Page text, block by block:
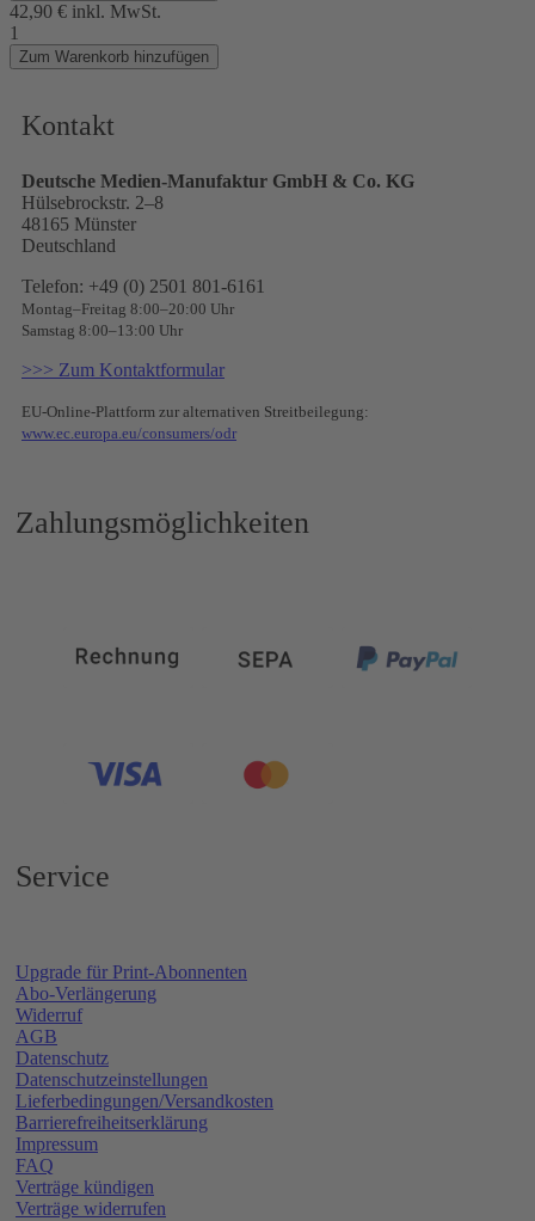
42,90 € inkl. MwSt.
1
Zum Warenkorb hinzufügen
Kontakt
Deutsche Medien-Manufaktur GmbH & Co. KG
Hülsebrockstr. 2–8
48165 Münster
Deutschland
Telefon: +49 (0) 2501 801-6161
Montag–Freitag 8:00–20:00 Uhr
Samstag 8:00–13:00 Uhr
>>> Zum Kontaktformular
EU-Online-Plattform zur alternativen Streitbeilegung:
www.ec.europa.eu/consumers/odr
Zahlungsmöglichkeiten
Service
Upgrade für Print-Abonnenten
Abo-Verlängerung
Widerruf
AGB
Datenschutz
Datenschutzeinstellungen
Lieferbedingungen/Versandkosten
Barrierefreiheitserklärung
Impressum
FAQ
Verträge kündigen
Verträge widerrufen